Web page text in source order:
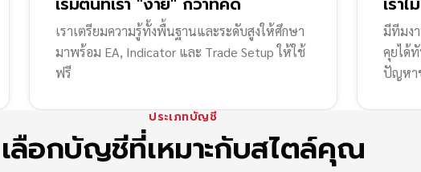
เราเตรียมความรู้ทั้งพื้นฐานและระดับสูงให้ศึกษา
มาพร้อม EA, Indicator และ Trade Setup ให้ใช้
ฟรี
มีทีมง
คุยได้
ปัญหา
ประเภทบัญชี
เลือกบัญชีที่เหมาะกับสไตล์คุณ